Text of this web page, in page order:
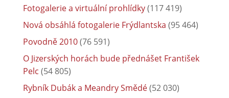
Fotogalerie a virtuální prohlídky(117 419)
Nová obsáhlá fotogalerie Frýdlantska (95 464)
Povodně 2010(76 591)
O Jizerských horách bude přednášet František
Pelc (54 805)
Rybník Dubák a Meandry Smědé(52 030)